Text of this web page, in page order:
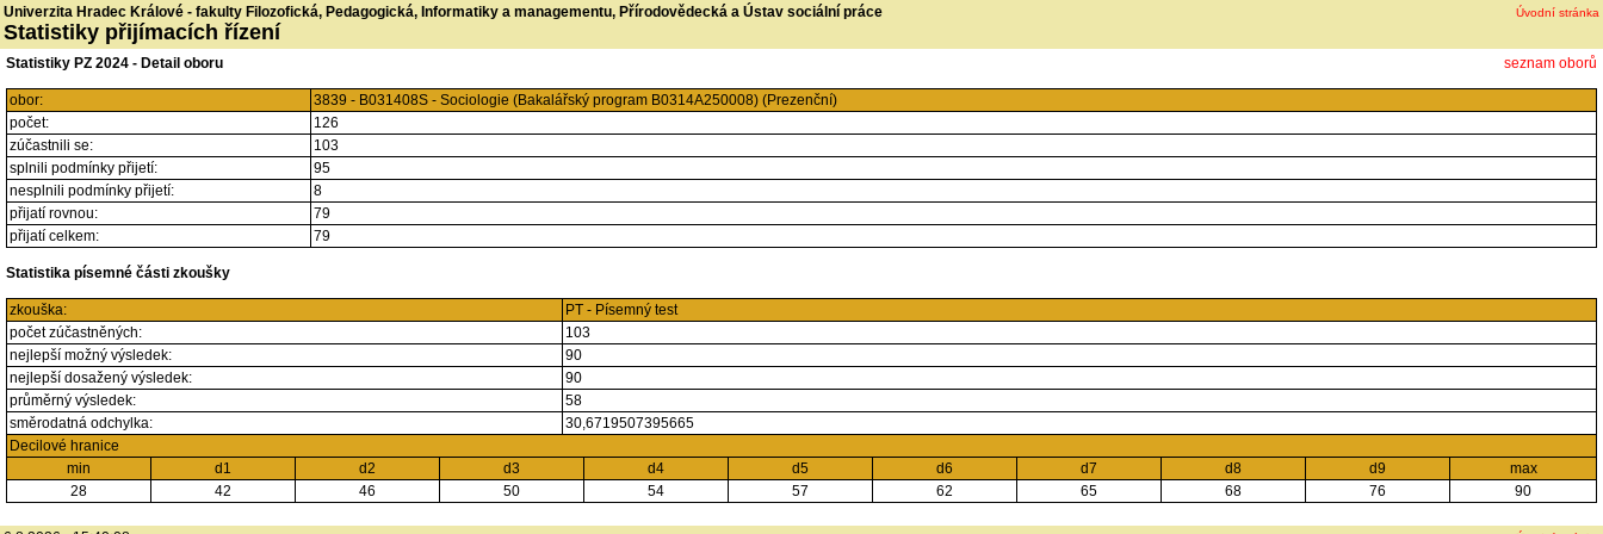
Univerzita Hradec Králové - fakulty Filozofická, Pedagogická, Informatiky a managementu, Přírodovědecká a Ústav sociální práce
Statistiky přijímacích řízení
Úvodní stránka
seznam oborů
Statistiky PZ 2024 - Detail oboru
obor:
3839 - B031408S - Sociologie (Bakalářský program B0314A250008) (Prezenční)
počet:
126
zúčastnili se:
103
splnili podmínky přijetí:
95
nesplnili podmínky přijetí:
8
přijatí rovnou:
79
přijatí celkem:
79
Statistika písemné části zkoušky
zkouška:
PT - Písemný test
počet zúčastněných:
103
nejlepší možný výsledek:
90
nejlepší dosažený výsledek:
90
průměrný výsledek:
58
směrodatná odchylka:
30,6719507395665
Decilové hranice
min
d1 d2 d3 d4 d5 d6 d7 d8 d9
max
28
42 46 50 54 57 62 65 68 76 90